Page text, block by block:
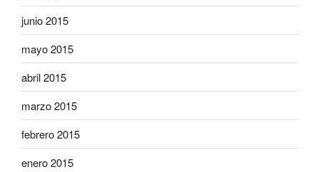
junio 2015
mayo 2015
abril 2015
marzo 2015
febrero 2015
enero 2015